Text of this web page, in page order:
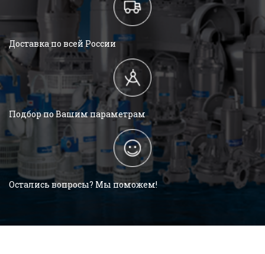
Доставка по всей России
Подбор по Вашим параметрам
Остались вопросы? Мы поможем!